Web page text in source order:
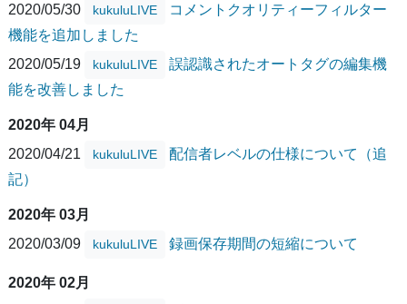
2020/05/30
kukuluLIVE
コメントクオリティーフィルター
機能を追加しました
2020/05/19
kukuluLIVE
誤認識されたオートタグの編集機
能を改善しました
2020年 04月
2020/04/21
kukuluLIVE
配信者レベルの仕様について（追
記）
2020年 03月
2020/03/09
kukuluLIVE 録画保存期間の短縮について
2020年 02月